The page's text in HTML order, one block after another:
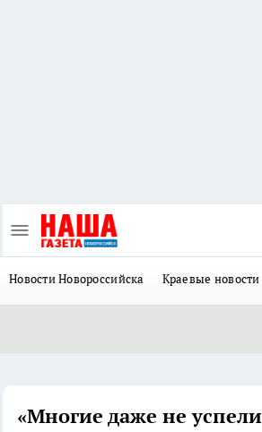
Новости Новороссийска Краевые новости
«Многие даже не успели